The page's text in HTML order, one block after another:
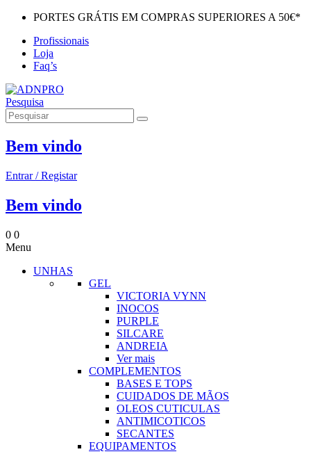
PORTES GRÁTIS EM COMPRAS SUPERIORES A 50€*
Profissionais
Loja
Faq’s
Pesquisa
Bem vindo
Entrar / Registar
Bem vindo
0 0
Menu
UNHAS
GEL
VICTORIA VYNN
INOCOS
PURPLE
SILCARE
ANDREIA
Ver mais
COMPLEMENTOS
BASES E TOPS
CUIDADOS DE MÃOS
OLEOS CUTICULAS
ANTIMICOTICOS
SECANTES
EQUIPAMENTOS